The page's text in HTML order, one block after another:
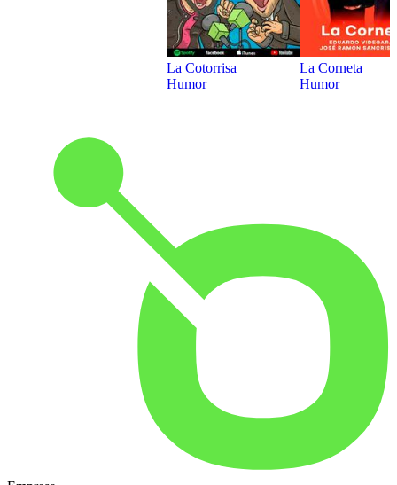
La Cotorrisa
Humor
La Corneta
Humor